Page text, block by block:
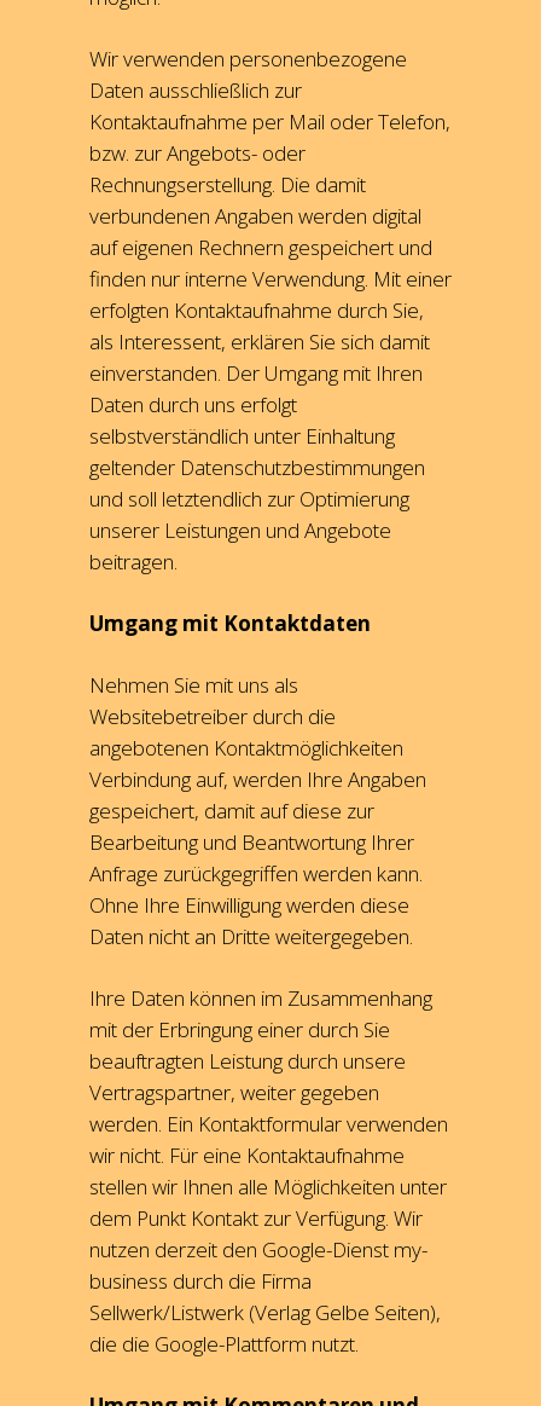
Wir verwenden personenbezogene
Daten ausschließlich zur
Kontaktaufnahme per Mail oder Telefon,
bzw. zur Angebots- oder
Rechnungserstellung. Die damit
verbundenen Angaben werden digital
auf eigenen Rechnern gespeichert und
finden nur interne Verwendung. Mit einer
erfolgten Kontaktaufnahme durch Sie,
als Interessent, erklären Sie sich damit
einverstanden. Der Umgang mit Ihren
Daten durch uns erfolgt
selbstverständlich unter Einhaltung
geltender Datenschutzbestimmungen
und soll letztendlich zur Optimierung
unserer Leistungen und Angebote
beitragen.
Umgang mit Kontaktdaten
Nehmen Sie mit uns als
Websitebetreiber durch die
angebotenen Kontaktmöglichkeiten
Verbindung auf, werden Ihre Angaben
gespeichert, damit auf diese zur
Bearbeitung und Beantwortung Ihrer
Anfrage zurückgegriffen werden kann.
Ohne Ihre Einwilligung werden diese
Daten nicht an Dritte weitergegeben.
Ihre Daten können im Zusammenhang
mit der Erbringung einer durch Sie
beauftragten Leistung durch unsere
Vertragspartner, weiter gegeben
werden. Ein Kontaktformular verwenden
wir nicht. Für eine Kontaktaufnahme
stellen wir Ihnen alle Möglichkeiten unter
dem Punkt Kontakt zur Verfügung. Wir
nutzen derzeit den Google-Dienst my-
business durch die Firma
Sellwerk/Listwerk (Verlag Gelbe Seiten),
die die Google-Plattform nutzt.